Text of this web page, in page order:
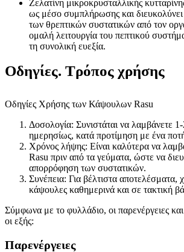
Ζελατίνη μικροκρυσταλλικής
ως μέσο συμπλήρωσης και
των θρεπτικών συστατικών από τον
ομαλή λειτουργία του πεπτικού
τη συνολική ευεξία.
Οδηγίες. Τρόπος χρήσης
Οδηγίες Χρήσης των Κάψουλων Rasu
Δοσολογία: Συνιστάται να λαμβάνετε
ημερησίως, κατά προτίμηση με ένα
Χρόνος λήψης: Είναι καλύτερα να
Rasu πριν από τα γεύματα, ώστε να
απορρόφηση των συστατικών.
Συνέπεια: Για βέλτιστα αποτελέσματα,
κάψουλες καθημερινά και σε τακτική
Σύμφωνα με το φυλλάδιο, οι παρενέργειες και
οι εξής:
Παρενέργειες